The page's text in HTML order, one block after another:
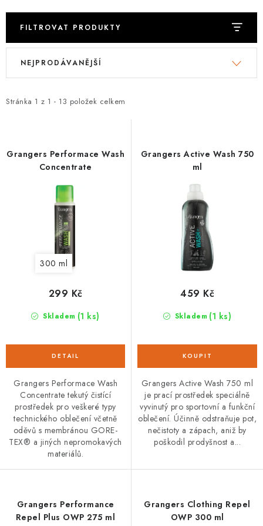
FILTROVAT PRODUKTY
V
i
r
Stránka 1 z 1 - 13 položek celkem
Ř
e
p
NEJPRODÁVANĚJŠÍ
Grangers Performace Wash
Concentrate
300 ml
Skladem (1 ks)
299 Kč
Grangers Performace Wash
Concentrate tekutý čistící
prostředek pro veškeré typy
technického oblečení včetně
oděvů s membránou GORE-
TEX® a jiných nepromokavých
materiálů.
Grangers Active Wash 750
ml
Skladem (1 ks)
459 Kč
Grangers Active Wash 750 ml
je prací prostředek speciálně
vyvinutý pro sportovní a funkční
oblečení. Účinně odstraňuje pot,
nečistoty a zápach, aniž by
poškodil prodyšnost a...
Grangers Performance
Repel Plus OWP 275 ml
Grangers Clothing Repel
OWP 300 ml